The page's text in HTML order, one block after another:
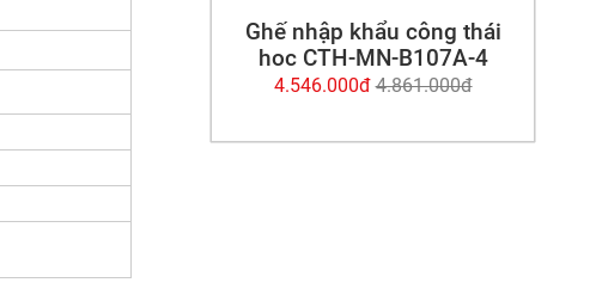
Ghế nhập khẩu công thái
học CTH-MN-B107A-4
4.546.000đ 4.861.000đ